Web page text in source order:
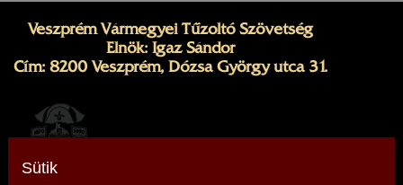
Veszprém Vármegyei Tűzoltó Szövetség
Elnök: Igaz Sándor
Cím: 8200 Veszprém, Dózsa György utca 31.
Sütik